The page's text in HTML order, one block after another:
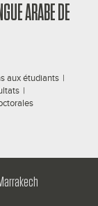
ARABE DE
aux étudiants |
|